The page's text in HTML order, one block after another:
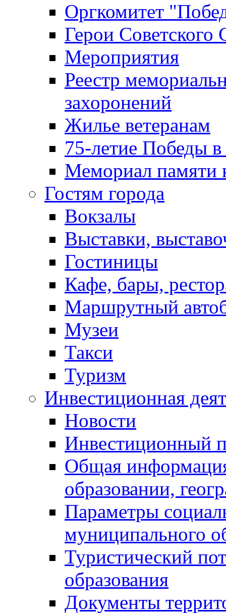
Оргкомитет
Герои Советского
Мероприятия
Реестр
захоронений
Жилье ветеранам
75-летие Победы
Мемориал памяти
Гостям города
Вокзалы
Выставки,
Гостиницы
Кафе, бары,
Маршрутный
Музеи
Такси
Туризм
Инвестиционная
Новости
Инвестиционный
Общая
образовании,
Параметры
муниципального
Туристический
образования
Документы